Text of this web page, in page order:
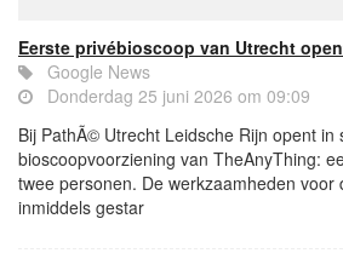
Eerste privébioscoop van Utrecht
Google News
Donderdag 25 juni 2026 om 09:09
Bij PathÃ© Utrecht Leidsche Rijn opent
bioscoopvoorziening van TheAnyThing:
twee personen. De werkzaamheden voor
inmiddels gestar